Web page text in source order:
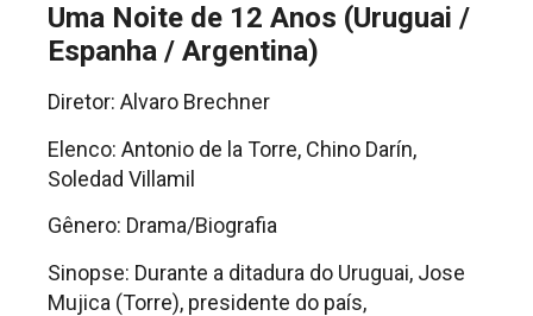
Uma Noite de 12 Anos (Uruguai /
Espanha / Argentina)
Diretor: Alvaro Brechner
Elenco: Antonio de la Torre, Chino Darín,
Soledad Villamil
Gênero: Drama/Biografia
Sinopse: Durante a ditadura do Uruguai, Jose
Mujica (Torre), presidente do país,